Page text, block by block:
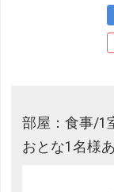
部屋：食事/1
おとな1名様